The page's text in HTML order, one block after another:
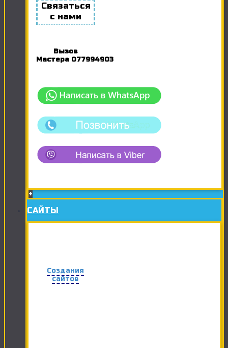
Связаться
с нами
Вызов
Мастера 077994903
+
САЙТЫ
Создания
сайтов